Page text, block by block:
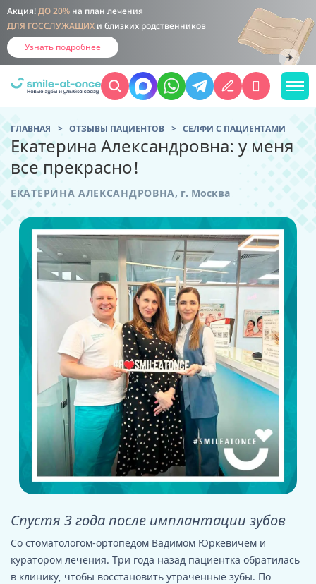
Акция! ДО 20% на план лечения
ДЛЯ ГОССЛУЖАЩИХ и близких родственников
Узнать подробнее
ГЛАВНАЯ ОТЗЫВЫ ПАЦИЕНТОВ CЕЛФИ С ПАЦИЕНТАМИ
Екатерина Александровна: у меня
все прекрасно!
ЕКАТЕРИНА АЛЕКСАНДРОВНА, г. Москва
Спустя 3 года после имплантации зубов
Со стоматологом-ортопедом Вадимом Юркевичем и
куратором лечения. Три года назад пациентка обратилась
в клинику, чтобы восстановить утраченные зубы. По